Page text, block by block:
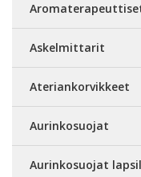
Askelmittarit
Ateriankorvikkeet
Aurinkosuojat
Aurinkosuojat